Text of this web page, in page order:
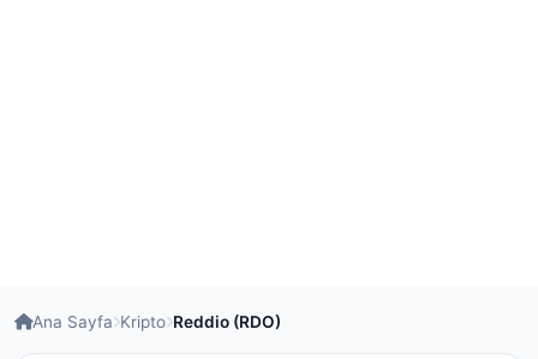
Ana Sayfa Kripto Reddio (RDO)